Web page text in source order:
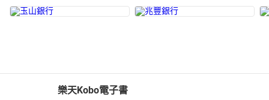
樂天Kobo電子書